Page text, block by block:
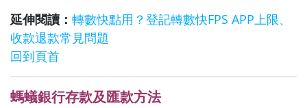
延伸閱讀： 轉數快點用？登記轉數快FPS APP上限、
收款退款常見問題
回到頁首
螞蟻銀行存款及匯款方法